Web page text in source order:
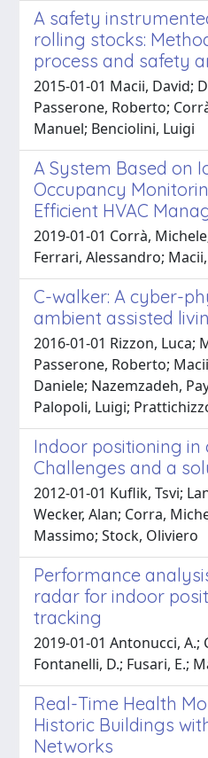
A safety
rolling stocks:
process and safety
2015-01-01 Macii, David;
Passerone, Roberto;
Manuel; Benciolini, Luigi
A System Based on
Occupancy
Efficient HVAC
2019-01-01 Corrà,
Ferrari, Alessandro;
C-walker: A cyber-
ambient assisted
2016-01-01 Rizzon, Luca;
Passerone, Roberto;
Daniele; Nazemzadeh,
Palopoli, Luigi;
Indoor positioning in
Challenges and a
2012-01-01 Kuflik, Tsvi;
Wecker, Alan; Corra,
Massimo; Stock, Oliviero
Performance
radar for indoor
tracking
2019-01-01 Antonucci, A.;
Fontanelli, D.; Fusari, E.;
Real-Time Health
Historic Buildings
Networks